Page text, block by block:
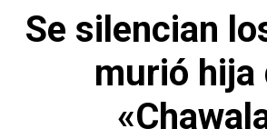
Se silencian
murió hija